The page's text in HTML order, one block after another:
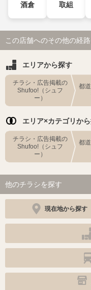
酒倉 取組
この店舗へのその他の経路
エリアから探す
チラシ・広告掲載の
Shufoo!（シュフ
ー）
都
エリア×カテゴリか
チラシ・広告掲載の
Shufoo!（シュフ
ー）
都
他のチラシを探す
現在地から探す